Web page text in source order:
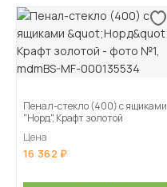
Пенал-стекло (400) с ящиками
"Норд", Крафт золотой
Цена
16 362